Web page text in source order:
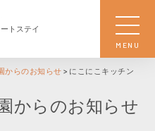
トステイ
MENU
からのお知らせ > にこにこキッチン
からのお知らせ